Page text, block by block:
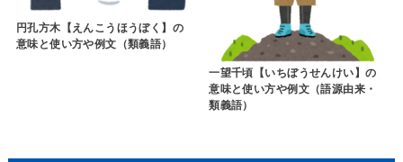
円孔方木【えんこうほうぼく】の
意味と使い方や例文（類義語）
一望千頃【いちぼうせんけい】の
意味と使い方や例文（語源由来・
類義語）